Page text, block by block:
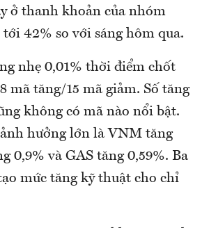
ở thanh khoản của nhóm
42% so với sáng hôm qua.
nhẹ 0,01% thời điểm chốt
mã tăng/15 mã giảm. Số tăng
không có mã nào nổi bật.
hưởng lớn là VNM tăng
0,9% và GAS tăng 0,59%. Ba
mức tăng kỹ thuật cho chỉ